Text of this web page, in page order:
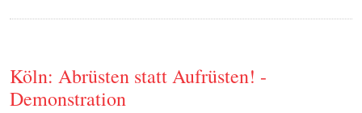
Köln: Abrüsten statt Aufrüsten! -
Demonstration